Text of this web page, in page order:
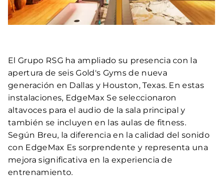
El Grupo RSG ha ampliado su presencia con la
apertura de seis Gold's Gyms de nueva
generación en Dallas y Houston, Texas. En estas
instalaciones, EdgeMax Se seleccionaron
altavoces para el audio de la sala principal y
también se incluyen en las aulas de fitness.
Según Breu, la diferencia en la calidad del sonido
con EdgeMax Es sorprendente y representa una
mejora significativa en la experiencia de
entrenamiento.